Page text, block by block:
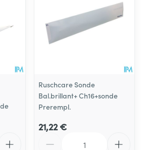
Ruschcare Sonde
Bal.brillant+ Ch16+sonde
Prerempl.
21,22 €